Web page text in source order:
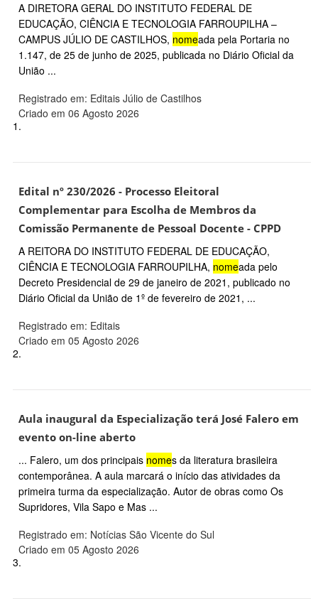
A DIRETORA GERAL DO INSTITUTO FEDERAL DE
EDUCAÇÃO, CIÊNCIA E TECNOLOGIA FARROUPILHA –
CAMPUS JÚLIO DE CASTILHOS, nomeada pela Portaria no
1.147, de 25 de junho de 2025, publicada no Diário Oficial da
União ...
Registrado em: Editais Júlio de Castilhos
Criado em 06 Agosto 2026
1.
Edital nº 230/2026 - Processo Eleitoral
Complementar para Escolha de Membros da
Comissão Permanente de Pessoal Docente - CPPD
A REITORA DO INSTITUTO FEDERAL DE EDUCAÇÃO,
CIÊNCIA E TECNOLOGIA FARROUPILHA, nomeada pelo
Decreto Presidencial de 29 de janeiro de 2021, publicado no
Diário Oficial da União de 1º de fevereiro de 2021, ...
Registrado em: Editais
Criado em 05 Agosto 2026
2.
Aula inaugural da Especialização terá José Falero em
evento on-line aberto
... Falero, um dos principais nomes da literatura brasileira
contemporânea. A aula marcará o início das atividades da
primeira turma da especialização. Autor de obras como Os
Supridores, Vila Sapo e Mas ...
Registrado em: Notícias São Vicente do Sul
Criado em 05 Agosto 2026
3.